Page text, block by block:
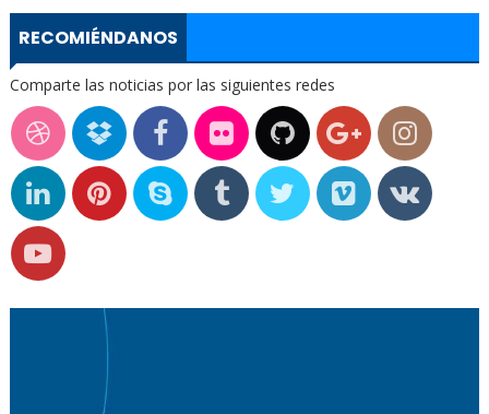
RECOMIÉNDANOS
Comparte las noticias por las siguientes redes